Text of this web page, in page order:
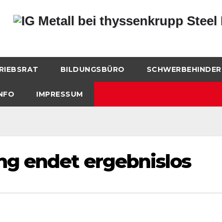
BILDUNGSBÜRO
IMPRESSUM
endet ergebnislos